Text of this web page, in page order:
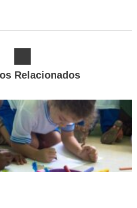
Relacionados